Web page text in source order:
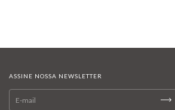
ASSINE NOSSA NEWSLETTER